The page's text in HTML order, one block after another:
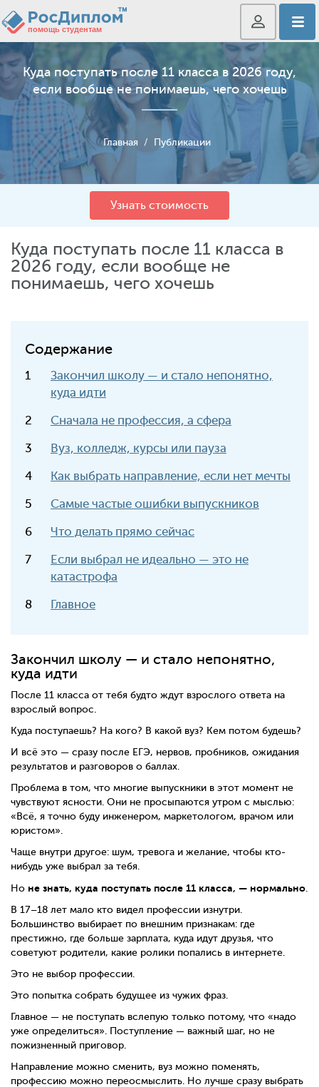
Куда поступать после 11 класса в 2026 году,
если вообще не понимаешь, чего хочешь
Главная / Публикации
Узнать стоимость
Куда поступать после 11 класса в
2026 году, если вообще не
понимаешь, чего хочешь
Содержание
Закончил школу — и стало непонятно,
куда идти
Сначала не профессия, а сфера
Вуз, колледж, курсы или пауза
Как выбрать направление, если нет мечты
Самые частые ошибки выпускников
Что делать прямо сейчас
Если выбрал не идеально — это не
катастрофа
Главное
Закончил школу — и стало непонятно,
куда идти
После 11 класса от тебя будто ждут взрослого ответа на
взрослый вопрос.
Куда поступаешь? На кого? В какой вуз? Кем потом будешь?
И всё это — сразу после ЕГЭ, нервов, пробников, ожидания
результатов и разговоров о баллах.
Проблема в том, что многие выпускники в этот момент не
чувствуют ясности. Они не просыпаются утром с мыслью:
«Всё, я точно буду инженером, маркетологом, врачом или
юристом».
Чаще внутри другое: шум, тревога и желание, чтобы кто-
нибудь уже выбрал за тебя.
Но не знать, куда поступать после 11 класса, — нормально
В 17–18 лет мало кто видел профессии изнутри.
Большинство выбирает по внешним признакам: где
престижно, где больше зарплата, куда идут друзья, что
советуют родители, какие ролики попались в интернете.
Это не выбор профессии.
Это попытка собрать будущее из чужих фраз.
Главное — не поступать вслепую только потому, что «надо
уже определиться». Поступление — важный шаг, но не
пожизненный приговор.
Направление можно сменить, вуз можно поменять,
профессию можно переосмыслить. Но лучше сразу выбрать